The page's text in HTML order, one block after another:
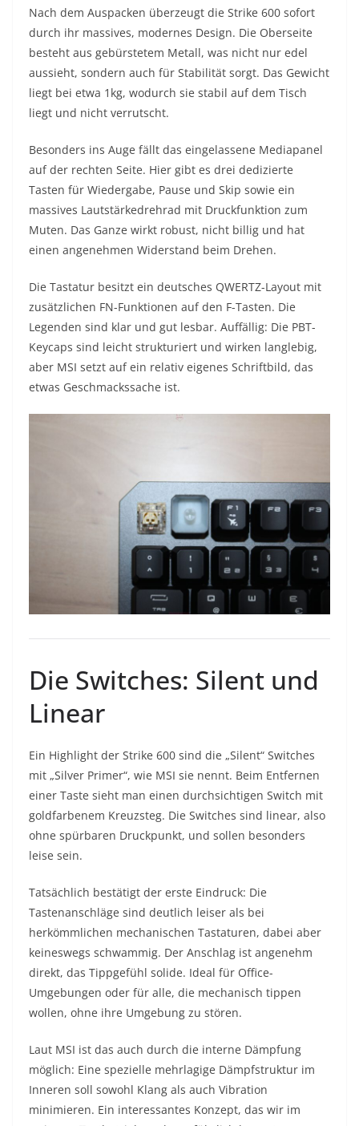
Nach dem Auspacken überzeugt die Strike 600 sofort
durch ihr massives, modernes Design. Die Oberseite
besteht aus gebürstetem Metall, was nicht nur edel
aussieht, sondern auch für Stabilität sorgt. Das Gewicht
liegt bei etwa 1kg, wodurch sie stabil auf dem Tisch
liegt und nicht verrutscht.
Besonders ins Auge fällt das eingelassene Mediapanel
auf der rechten Seite. Hier gibt es drei dedizierte
Tasten für Wiedergabe, Pause und Skip sowie ein
massives Lautstärkedrehrad mit Druckfunktion zum
Muten. Das Ganze wirkt robust, nicht billig und hat
einen angenehmen Widerstand beim Drehen.
Die Tastatur besitzt ein deutsches QWERTZ-Layout mit
zusätzlichen FN-Funktionen auf den F-Tasten. Die
Legenden sind klar und gut lesbar. Auffällig: Die PBT-
Keycaps sind leicht strukturiert und wirken langlebig,
aber MSI setzt auf ein relativ eigenes Schriftbild, das
etwas Geschmackssache ist.
Die Switches: Silent und
Linear
Ein Highlight der Strike 600 sind die „Silent“ Switches
mit „Silver Primer“, wie MSI sie nennt. Beim Entfernen
einer Taste sieht man einen durchsichtigen Switch mit
goldfarbenem Kreuzsteg. Die Switches sind linear, also
ohne spürbaren Druckpunkt, und sollen besonders
leise sein.
Tatsächlich bestätigt der erste Eindruck: Die
Tastenanschläge sind deutlich leiser als bei
herkömmlichen mechanischen Tastaturen, dabei aber
keineswegs schwammig. Der Anschlag ist angenehm
direkt, das Tippgefühl solide. Ideal für Office-
Umgebungen oder für alle, die mechanisch tippen
wollen, ohne ihre Umgebung zu stören.
Laut MSI ist das auch durch die interne Dämpfung
möglich: Eine spezielle mehrlagige Dämpfstruktur im
Inneren soll sowohl Klang als auch Vibration
minimieren. Ein interessantes Konzept, das wir im